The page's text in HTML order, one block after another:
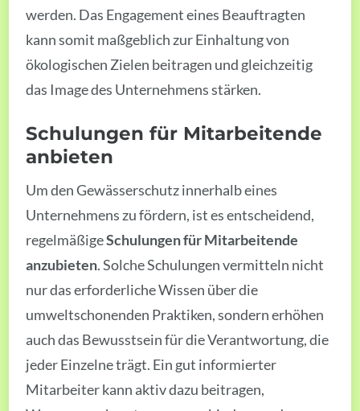
werden. Das Engagement eines Beauftragten
kann somit maßgeblich zur Einhaltung von
ökologischen Zielen beitragen und gleichzeitig
das Image des Unternehmens stärken.
Schulungen für Mitarbeitende
anbieten
Um den Gewässerschutz innerhalb eines
Unternehmens zu fördern, ist es entscheidend,
regelmäßigeSchulungen für Mitarbeitende
anzubieten. Solche Schulungen vermitteln nicht
nur das erforderliche Wissen über die
umweltschonenden Praktiken, sondern erhöhen
auch das Bewusstsein für die Verantwortung, die
jeder Einzelne trägt. Ein gut informierter
Mitarbeiter kann aktiv dazu beitragen,